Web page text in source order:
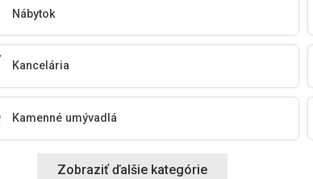
Nábytok
Kancelária
Kamenné umývadlá
Zobraziť ďalšie kategórie